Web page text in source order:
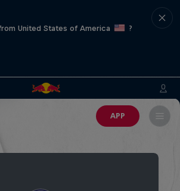
United States of America
?
APP